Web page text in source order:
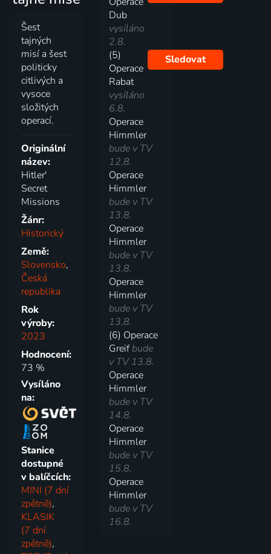
Šest
tajných
misí a šest
politicky
citlivých a
vysoce
složitých
operací.
Originální
název:
Hitler'
Secret
Missions
Žánr:
Historický
Země:
Slovensko,
Česká
republika
Rok
výroby:
2023
Hodnocení:
73 %
Vysíláno
na:
Stanice
dostupné
v balíčcích:
MINI (7 dní
zpětně),
KLASIK
(7 dní
zpětně),
Dub
vysíláno
2.8.
(5)
Operace
Rabat
vysíláno
6.8.
Sledovat
Operace
Himmler
bude v TV
12.8.
Operace
Himmler
bude v TV
13.8.
Operace
Himmler
bude v TV
13.8.
Operace
Himmler
bude v TV
13.8.
(6) Operace
Greifbude
v TV 13.8.
Operace
Himmler
bude v TV
14.8.
Operace
Himmler
bude v TV
15.8.
Operace
Himmler
bude v TV
16.8.